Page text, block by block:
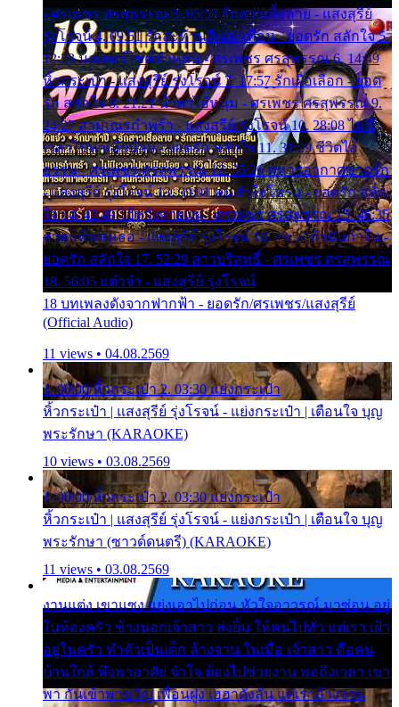
- ศรเพชร ศรสุพรรณ 3. 05:57 รักสาวเสื้อลาย - แสงสุรีย์
รุ่งโรจน์ 4. 09:51 รักสะท้านดินสะเทือน - ยอดรัก สลักใจ 5.
12:23 มอเตอร์ไซค์ทำหล่น - ศรเพชร ศรสุพรรณ 6. 14:49
หิ้วกระเป๋า - แสงสุรีย์ รุ่งโรจน์ 7. 17:57 รักเผื่อเลือก - ยอด
รัก สลักใจ 8. 21:21 น้ำตาไอ้หนุ่ม - ศรเพชร ศรสุพรรณ 9.
24:27 สามเณรกำพร้า - แสงสุรีย์ รุ่งโรจน์ 10. 28:08 ไม่มี
เวลาไปหาเมียน้อย - ยอดรัก สลักใจ 11. 31:29 ชีวิตไอ้
ธรรม - ศรเพชร ศรสุพรรณ 12. 35:26 ทหารอากาศขาดรัก
- แสงสุรีย์ รุ่งโรจน์ 13. 39:01 คนหัวใจโทรม - ยอดรัก สลัก
ใจ 14. 42:49 ไอ้หวังตายแน่ - ศรเพชร ศรสุพรรณ 15. 46:35
ธาตุแท้ของเธอ - แสงสุรีย์ รุ่งโรจน์ 16. 49:57 กำนันกำใน -
ยอดรัก สลักใจ 17. 52:29 สาวบริสุทธิ์ - ศรเพชร ศรสุพรรณ
18. 56:05 แต๋วจ๋า - แสงสุรีย์ รุ่งโรจน์
18 บทเพลงดังจากฟากฟ้า - ยอดรัก/ศรเพชร/แสงสุรีย์
(Official Audio)
11 views • 04.08.2569
1. 00:00 หิ้วกระเป๋า 2. 03:30 แย่งกระเป๋า
หิ้วกระเป๋า | แสงสุรีย์ รุ่งโรจน์ - แย่งกระเป๋า | เตือนใจ บุญ
พระรักษา (KARAOKE)
10 views • 03.08.2569
1. 00:00 หิ้วกระเป๋า 2. 03:30 แย่งกระเป๋า
หิ้วกระเป๋า | แสงสุรีย์ รุ่งโรจน์ - แย่งกระเป๋า | เตือนใจ บุญ
พระรักษา (ซาวด์ดนตรี) (KARAOKE)
11 views • 03.08.2569
งานแต่ง เขาแซง แย่งเอาไปก่อน หัวใจอาวรณ์ มาซ่อน อยู่
ในห้องครัว ข้างนอกเจ้าสาว ส่งยิ้ม ให้คนไปทั่ว แต่เรา เฝ้า
อยู่ในครัว ทำตัวเป็นเด็ก ล้างจาน ในเมื่อ เจ้าสาว คือคน
บ้านใกล้ พึ่งพาอาศัย จำใจ ต้องไปช่วยงาน พอถึงเวลา เขา
พา กันเข้าพาขวัญ เพื่อนฝูง เฮฮาดังลั่น แต่เราล้างจาน